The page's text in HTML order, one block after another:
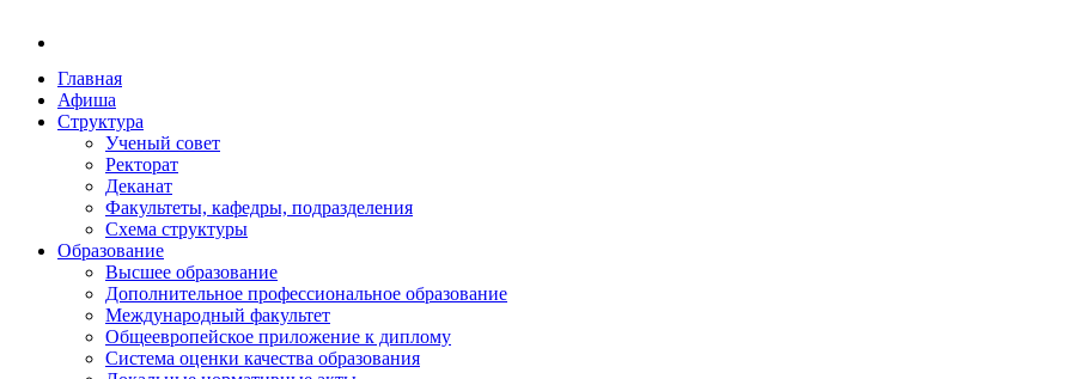
Новосибирская государственная консерватория имени М. И. Глинки
Новосибирская государственная консерватория имени М. И. Глинки — высшее музыкальное
году распоряжением совмина РСФСР и указом министерства культуры РСФСР, консерватория
заведением в Сибири[2] и до сих пор остаётся единственным за пределами европейской части
Глинки.
Главная
Афиша
Структура
Ученый совет
Ректорат
Деканат
Факультеты, кафедры, подразделения
Схема структуры
Образование
Высшее образование
Дополнительное профессиональное образование
Международный факультет
Общеевропейское приложение к диплому
Система оценки качества образования